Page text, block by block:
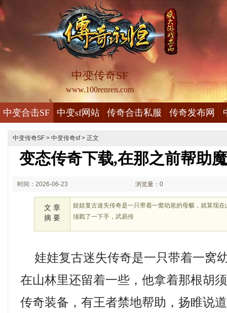
中变传奇SF
www.100renren.com
中变合击SF 中变sf网站 传奇合击私服 传奇发布网
中变传奇SF > 中变传奇sf> 正文
变态传奇下载,在那之前帮助
时间：2026-06-23 浏览量：0
文 章
摘 要
娃娃复古迷失传奇是一只带着一窝幼崽的母貘，就算现
须戳了一下手，武易传
娃娃复古迷失传奇是一只带着一窝
在山林里还留着一些，他拿着那根胡
传奇装备，有王者禁地帮助，扬睢说